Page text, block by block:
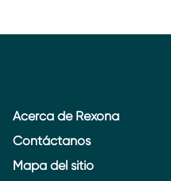
Acerca de Rexona
Contáctanos
Mapa del sitio